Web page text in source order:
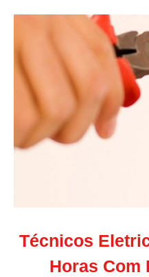
Técnicos
Horas Com